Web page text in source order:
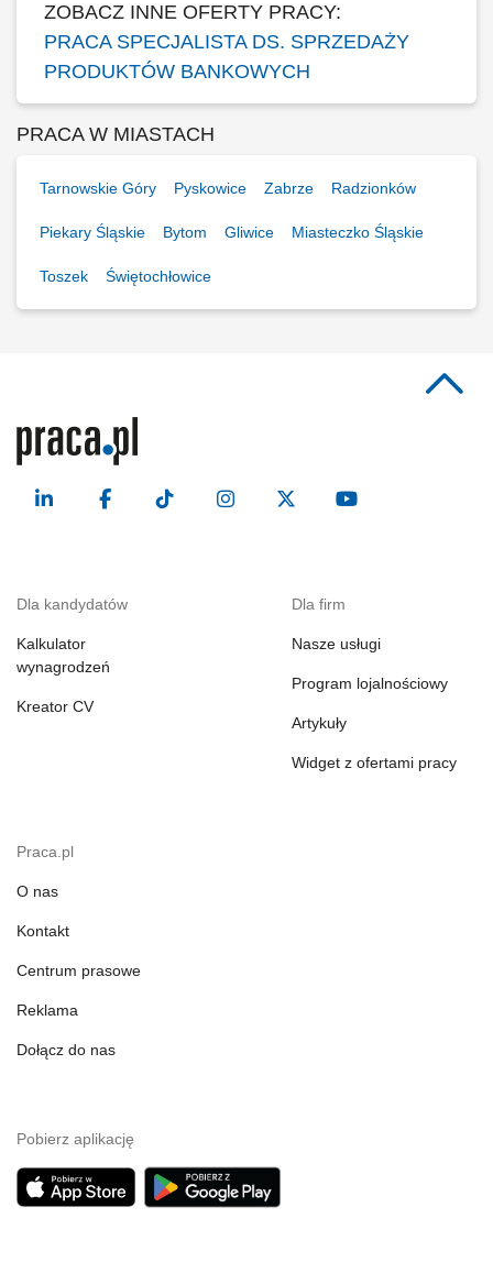
ZOBACZ INNE OFERTY PRACY:
PRACA SPECJALISTA DS. SPRZEDAŻY
PRODUKTÓW BANKOWYCH
PRACA W MIASTACH
Tarnowskie Góry Pyskowice Zabrze Radzionków
Piekary Śląskie Bytom Gliwice Miasteczko Śląskie
Toszek Świętochłowice
Dla kandydatów
Kalkulator
wynagrodzeń
Kreator CV
Dla firm
Nasze usługi
Program lojalnościowy
Artykuły
Widget z ofertami pracy
Praca.pl
O nas
Kontakt
Centrum prasowe
Reklama
Dołącz do nas
Pobierz aplikację